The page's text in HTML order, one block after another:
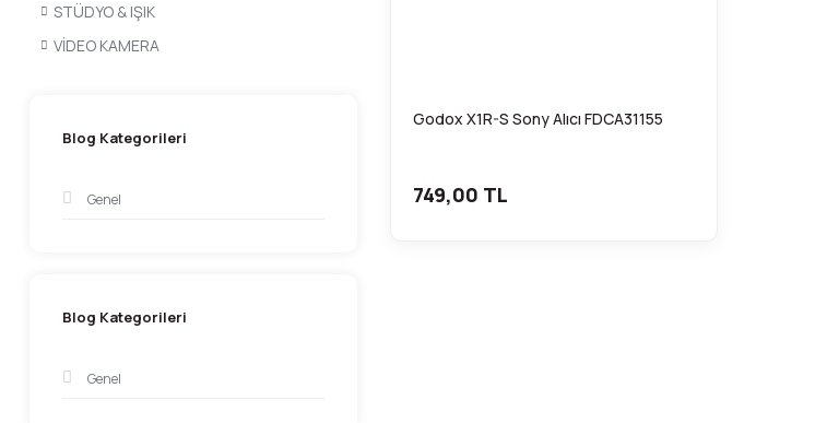
STÜDYO & IŞIK
VİDEO KAMERA
Blog Kategorileri
Genel
Blog Kategorileri
Genel
Godox X1R-S Sony Alıcı FDCA31155
749,00 TL